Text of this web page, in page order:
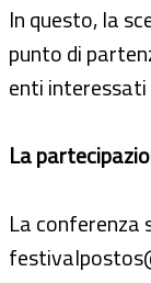
In questo, la
punto di
enti interessati
La
La conferenza